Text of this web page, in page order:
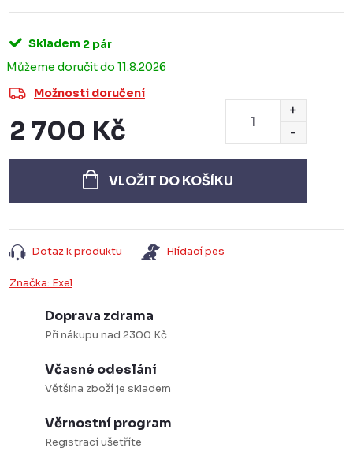
Skladem 2 pár
11.8.2026
Možnosti doručení
2 700 Kč
cena:
VLOŽIT DO KOŠÍKU
Dotaz k produktu Hlídací pes
Značka: Exel
Doprava zdrama
Při nákupu nad 2300 Kč
Včasné odeslání
Většina zboží je skladem
Věrnostní program
Registrací ušetříte